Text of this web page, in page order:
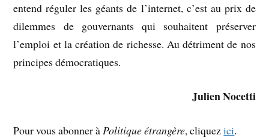
entend réguler les géants de l’internet, c’est au prix de
dilemmes de gouvernants qui souhaitent préserver
l’emploi et la création de richesse. Au détriment de nos
principes démocratiques.
Julien Nocetti
Pour vous abonner àPolitique étrangère, cliquezici.